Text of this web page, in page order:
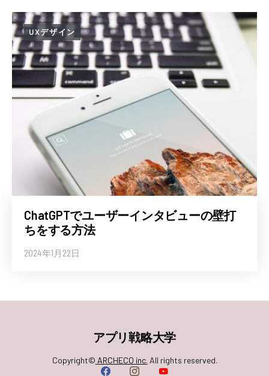
UXデザイン
ChatGPTでユーザーインタビューの壁打
ちをする方法
2024年1月22日
アプリ戦略大学
Copyright© ARCHECO inc. All rights reserved.